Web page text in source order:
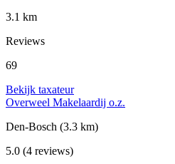
3.1 km
Reviews
69
Bekijk taxateur
Overweel Makelaardij o.z.
Den-Bosch (3.3 km)
5.0 (4 reviews)